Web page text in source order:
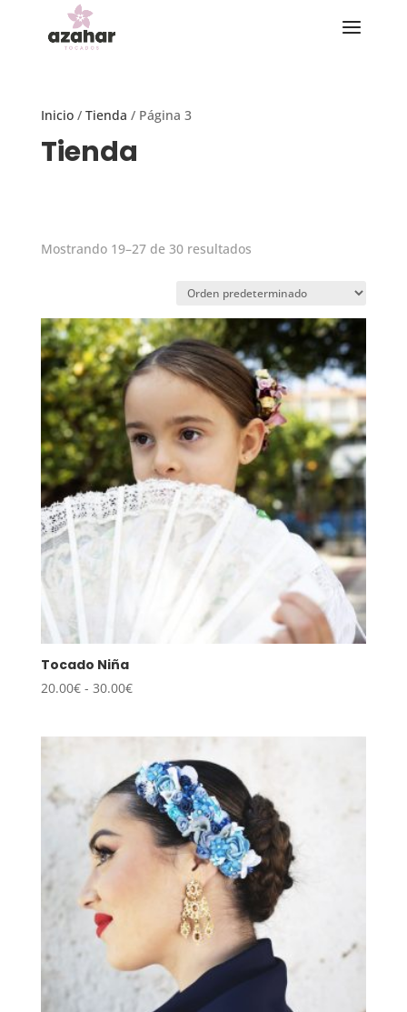
Inicio/ Tienda / Página 3
Tienda
Mostrando 19–27 de 30 resultados
Tocado Niña
20.00€ - 30.00€Rango
20.00€
hasta
30.00€